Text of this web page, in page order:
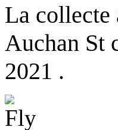
La collecte
Auchan St
2021 .